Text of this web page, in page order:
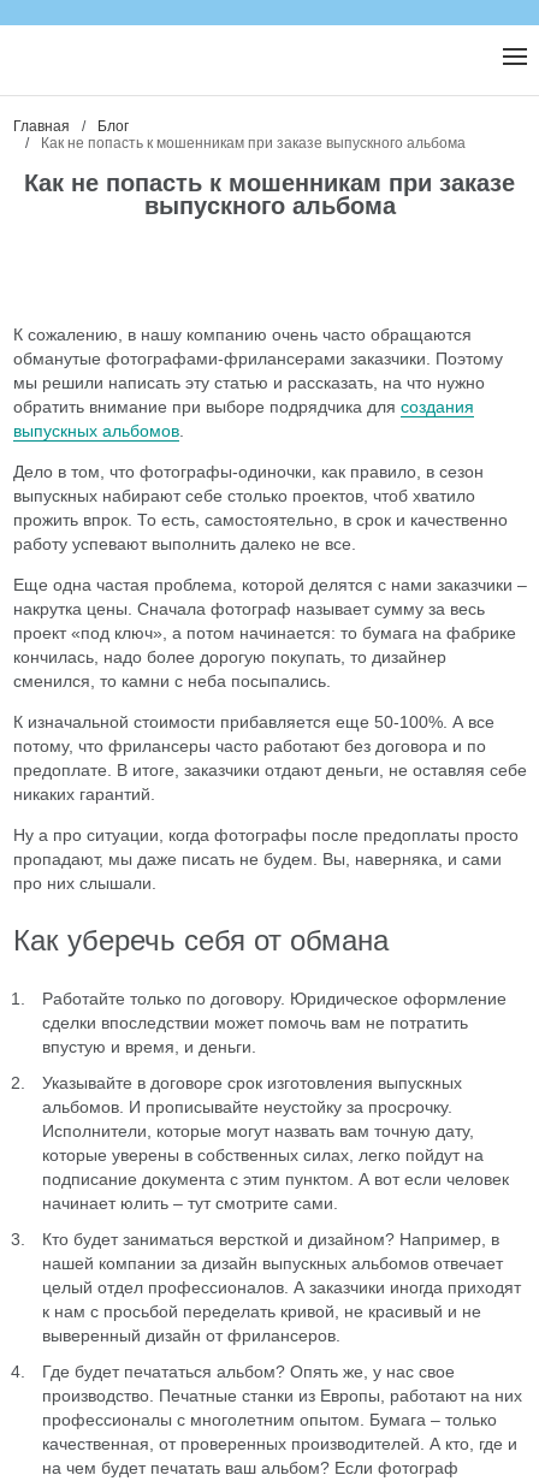
Главная /
Блог
/
Как не попасть к мошенникам при заказе выпускного альбома
Как не попасть к мошенникам при заказе
выпускного альбома
К сожалению, в нашу компанию очень часто обращаются
обманутые фотографами-фрилансерами заказчики. Поэтому
мы решили написать эту статью и рассказать, на что нужно
обратить внимание при выборе подрядчика для создания
выпускных альбомов.
Дело в том, что фотографы-одиночки, как правило, в сезон
выпускных набирают себе столько проектов, чтоб хватило
прожить впрок. То есть, самостоятельно, в срок и качественно
работу успевают выполнить далеко не все.
Еще одна частая проблема, которой делятся с нами заказчики –
накрутка цены. Сначала фотограф называет сумму за весь
проект «под ключ», а потом начинается: то бумага на фабрике
кончилась, надо более дорогую покупать, то дизайнер
сменился, то камни с неба посыпались.
К изначальной стоимости прибавляется еще 50-100%. А все
потому, что фрилансеры часто работают без договора и по
предоплате. В итоге, заказчики отдают деньги, не оставляя себе
никаких гарантий.
Ну а про ситуации, когда фотографы после предоплаты просто
пропадают, мы даже писать не будем. Вы, наверняка, и сами
про них слышали.
Как уберечь себя от обмана
Работайте только по договору. Юридическое оформление
сделки впоследствии может помочь вам не потратить
впустую и время, и деньги.
Указывайте в договоре срок изготовления выпускных
альбомов. И прописывайте неустойку за просрочку.
Исполнители, которые могут назвать вам точную дату,
которые уверены в собственных силах, легко пойдут на
подписание документа с этим пунктом. А вот если человек
начинает юлить – тут смотрите сами.
Кто будет заниматься версткой и дизайном? Например, в
нашей компании за дизайн выпускных альбомов отвечает
целый отдел профессионалов. А заказчики иногда приходят
к нам с просьбой переделать кривой, не красивый и не
выверенный дизайн от фрилансеров.
Где будет печататься альбом? Опять же, у нас свое
производство. Печатные станки из Европы, работают на них
профессионалы с многолетним опытом. Бумага – только
качественная, от проверенных производителей. А кто, где и
на чем будет печатать ваш альбом? Если фотограф